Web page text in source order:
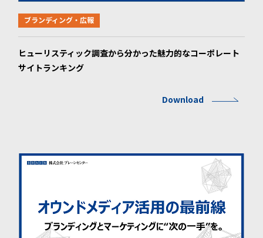
ブランディング・広報
ヒューリスティック調査から分かった魅力的なコーポレート
サイトランキング
Download